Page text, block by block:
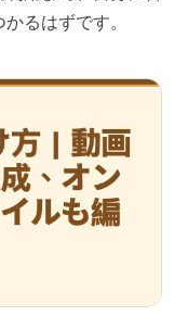
るはずです。